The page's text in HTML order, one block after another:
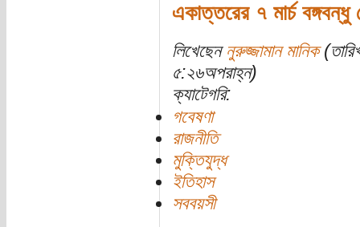
একাত্তরের ৭ মার্চ বঙ্গবন্ধু
লিখেছেন নুরুজ্জামান মানিক
৫:২৬অপরাহ্ন)
ক্যাটেগরি:
গবেষণা
রাজনীতি
মুক্তিযুদ্ধ
ইতিহাস
সববয়সী